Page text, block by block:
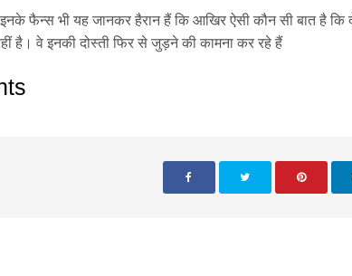
फैन्स भी यह जानकर हैरान हैं कि आखिर ऐसी कौन सी बात है कि
है। वे इनकी दोस्ती फिर से जुड़ने की कामना कर रहे हैं